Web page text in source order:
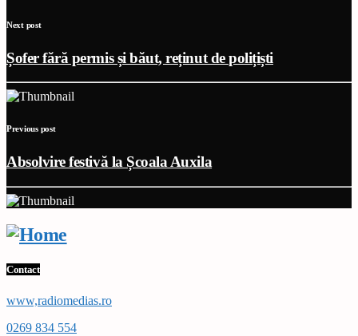
Next post
Șofer fără permis și băut, reținut de polițiști
Previous post
Absolvire festivă la Școala Auxila
Contact
www,radiomedias.ro
0269 834 554